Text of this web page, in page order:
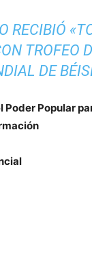
RECIBIÓ
TROFEO
DE
Poder Popular